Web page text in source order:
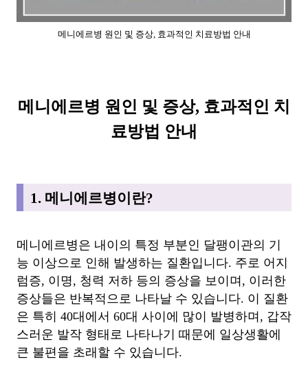
메니에르병 원인 및 증상, 효과적인 치료방법 안내
메니에르병 원인 및 증상, 효과적인 치
료방법 안내
1. 메니에르병이란?
메니에르병은 내이의 특정 부분인 달팽이관의 기
능 이상으로 인해 발생하는 질환입니다. 주로 어지
럼증, 이명, 청력 저하 등의 증상을 보이며, 이러한
증상들은 반복적으로 나타날 수 있습니다. 이 질환
은 특히 40대에서 60대 사이에 많이 발병하며, 갑작
스러운 발작 형태로 나타나기 때문에 일상생활에
큰 불편을 초래할 수 있습니다.